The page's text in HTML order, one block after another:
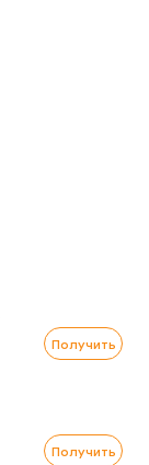
Получить
Получить